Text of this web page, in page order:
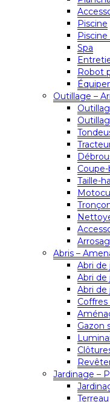
Piscine
Piscine
Spa
Robot
Outillage –
Taille-
Abris –
Abri de
Abri de
Abri de
Coffres
Gazon
Jardinage –
Terreau